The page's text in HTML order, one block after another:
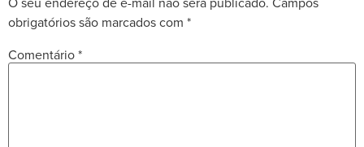
obrigatórios são marcados com *
Comentário*